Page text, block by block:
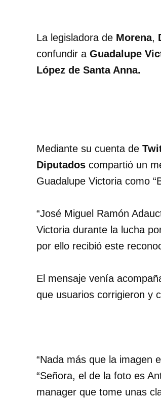
La legisladora de Morena,
confundir a Guadalupe
López de Santa Anna.
Mediante su cuenta de
Diputados compartió un
Guadalupe Victoria como
“José Miguel Ramón
Victoria durante la lucha
por ello recibió este
El mensaje venía
que usuarios corrigieron y
“Nada más que la imagen
“Señora, el de la foto es
manager que tome unas